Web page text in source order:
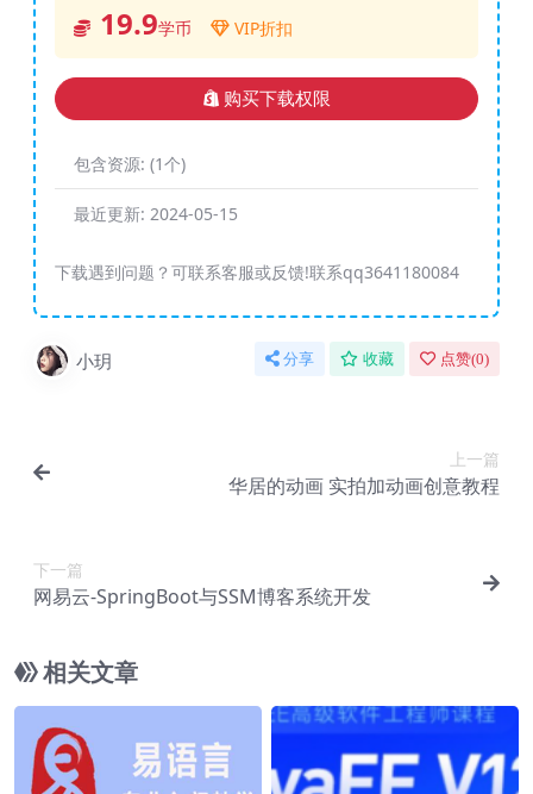
19.9学币 VIP折扣
购买下载权限
包含资源: (1个)
最近更新: 2024-05-15
下载遇到问题？可联系客服或反馈!联系qq3641180084
小玥 分享 收藏 点赞(0)
上一篇
华居的动画 实拍加动画创意教程
下一篇
网易云-SpringBoot与SSM博客系统开发
相关文章